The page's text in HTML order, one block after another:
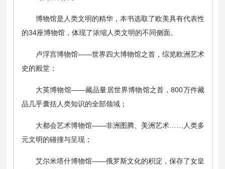
博物馆是人类文明的精华，本书选取了欧美具有代表性
的34座博物馆，体现了浓缩人类文明的不同侧面。
卢浮宫博物馆——世界四大博物馆之首，综览欧洲艺术
史的殿堂；
大英博物馆——藏品量居世界博物馆之首，800万件藏
品几乎囊括人类知识的全部领域；
大都会艺术博物馆——非洲图腾、美洲艺术……人类多
元文明的碰撞与呈现；
艾尔米塔什博物馆——俄罗斯文化的积淀，保存了女皇